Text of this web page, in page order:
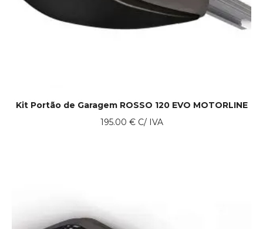
Kit Portão de Garagem ROSSO 120 EVO MOTORLINE
195.00 €C/ IVA